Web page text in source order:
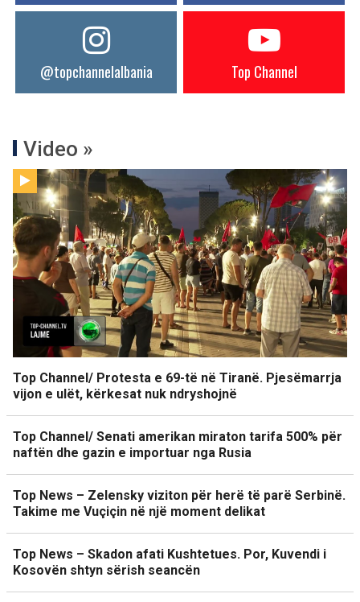
@topchannelalbania Top Channel
Video »
Top Channel/ Protesta e 69-të në Tiranë. Pjesëmarrja
vijon e ulët, kërkesat nuk ndryshojnë
Top Channel/ Senati amerikan miraton tarifa 500% për
naftën dhe gazin e importuar nga Rusia
Top News – Zelensky viziton për herë të parë Serbinë.
Takime me Vuçiçin në një moment delikat
Top News – Skadon afati Kushtetues. Por, Kuvendi i
Kosovën shtyn sërish seancën